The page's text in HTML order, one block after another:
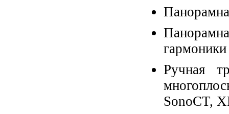
гармоники
Ручная
SonoCT,